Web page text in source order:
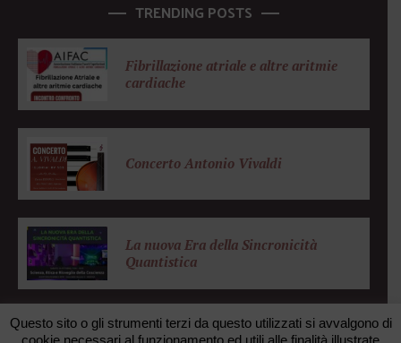
TRENDING POSTS
Fibrillazione atriale e altre aritmie
cardiache
Concerto Antonio Vivaldi
La nuova Era della Sincronicità
Quantistica
Questo sito o gli strumenti terzi da questo utilizzati si avvalgono di
cookie necessari al funzionamento ed utili alle finalità illustrate